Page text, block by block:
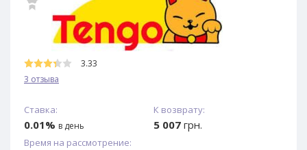
3.33
3 отзыва
Ставка:
0.01% в день
К возврату:
5 007 грн.
Время на рассмотрение: